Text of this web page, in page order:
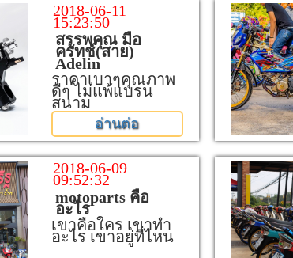
2018-06-11
15:23:50
สรรพคุณ มือ
ครัทช์(สาย)
Adelin
ราคาเบาๆคุณภาพ
ดีๆ ไม่แพ้แบรน
สนาม
อ่านต่อ
2018-06-09
09:52:32
motoparts คือ
อะไร
เขาคือใคร เขาทำ
อะไร เขาอยู่ที่ไหน